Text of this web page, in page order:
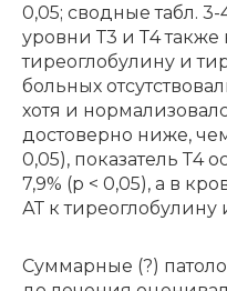
0,05; сводные табл.
уровни Т3 и Т4
тиреоглобулину и
больных
хотя и
достоверно ниже,
0,05), показатель Т4
7,9% (p < 0,05), а в
АТ к тиреоглобулину
Сум­мар­ные (?)